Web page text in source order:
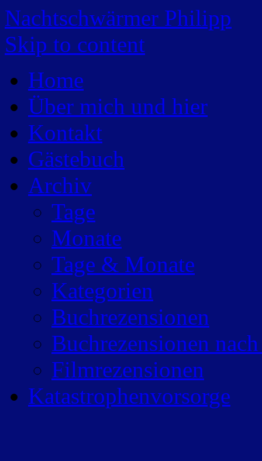
Nachtschwärmer Philipp
Skip to content
Home
Über mich und hier
Kontakt
Gästebuch
Archiv
Tage
Monate
Tage & Monate
Kategorien
Buchrezensionen
Buchrezensionen
Filmrezensionen
Katastrophenvorsorge